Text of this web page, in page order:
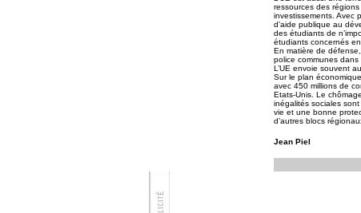
ressources des
investissements. Avec
d’aide publique au
des étudiants de
étudiants concernés
En matière de
police communes
L’UE envoie souvent
Sur le plan
avec 450 millions de
Etats-Unis. Le
inégalités sociales
vie et une bonne
d’autres blocs
Jean Piel